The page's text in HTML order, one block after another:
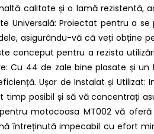
calitate și o lamă
Universală: Proiectat pentru a
asigurându-vă că veți obține
conceput pentru a rezista
Cu 44 de zale bine plasate și
Ușor de Instalat și
posibil și să vă concentrați
motocoasa MT002 vă
întreținută impecabil cu efort